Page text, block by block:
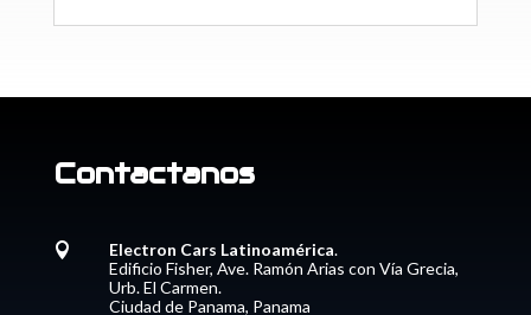
Contactanos
 Electron Cars Latinoamérica.
Edificio Fisher, Ave. Ramón Arias con Vía Grecia,
Urb. El Carmen.
Ciudad de Panama, Panama